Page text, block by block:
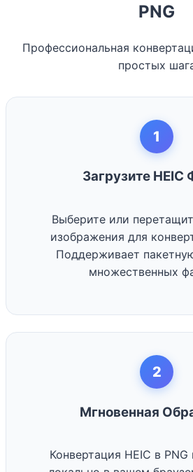
PNG
Профессиональная
простых
1
Загрузите HEIC
Выберите или
изображения для
Поддерживает
множественных
2
Мгновенная
Конвертация HEIC в